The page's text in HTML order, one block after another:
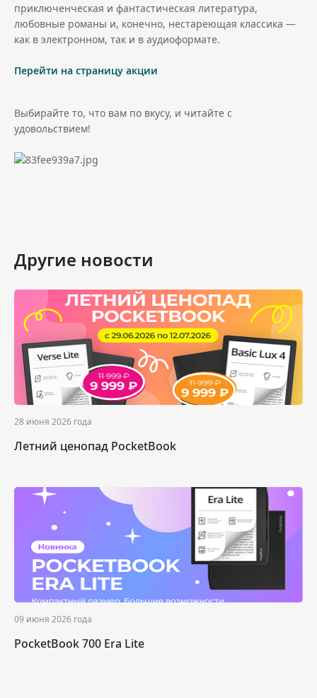
приключенческая и фантастическая литература,
любовные романы и, конечно, нестареющая классика —
как в электронном, так и в аудиоформате.
Перейти на страницу акции
Выбирайте то, что вам по вкусу, и читайте с
удовольствием!
Другие новости
28 июня 2026 года
Летний ценопад PocketBook
09 июня 2026 года
PocketBook 700 Era Lite